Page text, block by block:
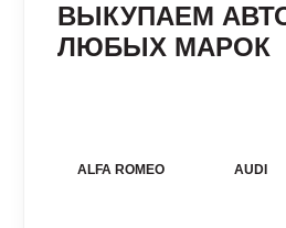
ВЫКУПАЕМ
ЛЮБЫХ МАРОК
ALFA ROMEO AUDI